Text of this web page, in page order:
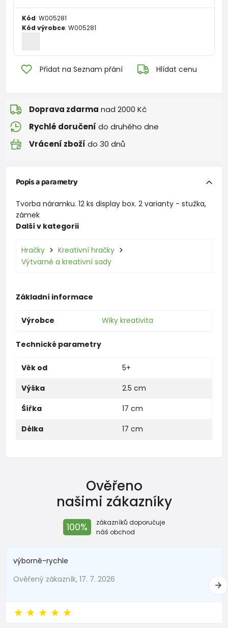
Kód: W005281
Kód výrobce: W005281
Přidat na Seznam přání Hlídat cenu
Doprava zdarma nad 2000 Kč
Rychlé doručení do druhého dne
Vrácení zboží do 30 dnů
Popis a parametry
Tvorba náramku. 12 ks display box. 2 varianty - stužka,
zámek
Další v kategorii
Hračky
Kreativní hračky
Výtvarné a kreativní sady
Základní informace
Výrobce Wiky kreativita
Technické parametry
Věk od
5+
Výška
2.5 cm
Šířka
17 cm
Délka
17 cm
Ověřeno
našimi zákazníky
100%
zákazníků doporučuje
náš obchod
výborně-rychle
Ověřený zákazník, 17. 7. 2026